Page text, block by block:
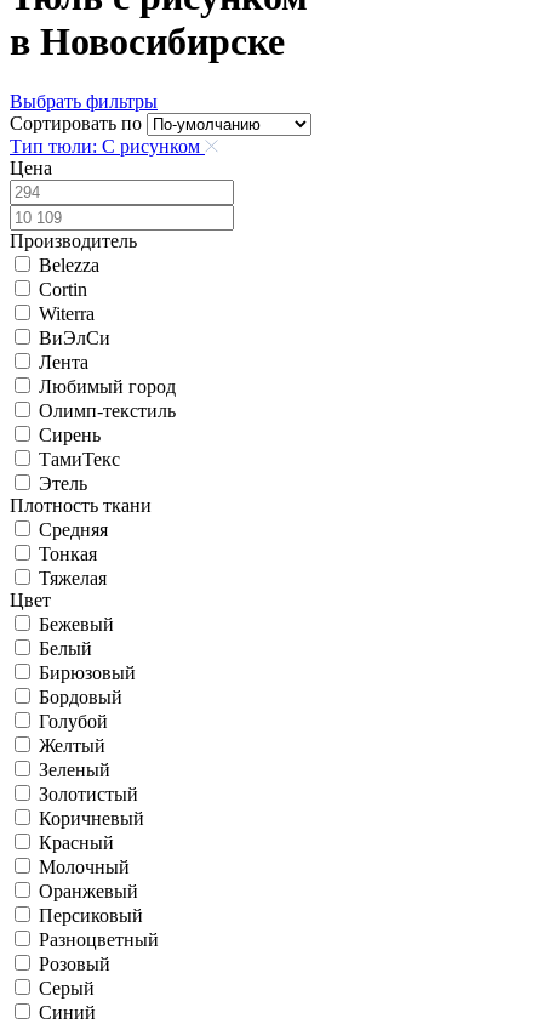
в Новосибирске
Выбрать фильтры
Сортировать по
Тип тюли: С рисунком
Цена
Производитель
Belezza
Cortin
Witerra
ВиЭлСи
Лента
Любимый город
Олимп-текстиль
Сирень
ТамиТекс
Этель
Плотность ткани
Средняя
Тонкая
Тяжелая
Цвет
Бежевый
Белый
Бирюзовый
Бордовый
Голубой
Желтый
Зеленый
Золотистый
Коричневый
Красный
Молочный
Оранжевый
Персиковый
Разноцветный
Розовый
Серый
Синий